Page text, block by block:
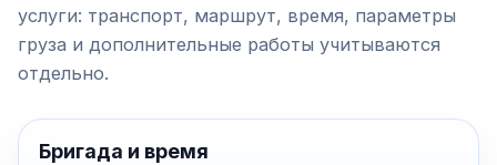
услуги: транспорт, маршрут, время, параметры
груза и дополнительные работы учитываются
отдельно.
Бригада и время